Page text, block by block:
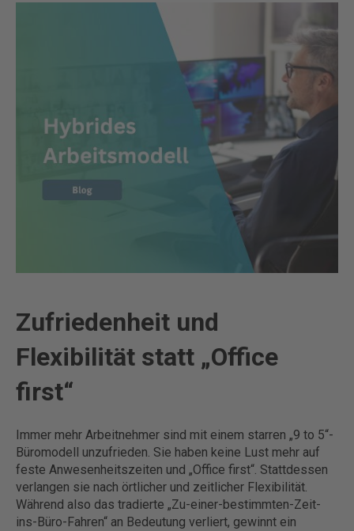
Zufriedenheit und
Flexibilität statt „Office
first“
Immer mehr Arbeitnehmer sind mit einem starren „9 to 5“-
Büromodell unzufrieden. Sie haben keine Lust mehr auf
feste Anwesenheitszeiten und „Office first“. Stattdessen
verlangen sie nach örtlicher und zeitlicher Flexibilität.
Während also das tradierte „Zu-einer-bestimmten-Zeit-
ins-Büro-Fahren“ an Bedeutung verliert, gewinnt ein